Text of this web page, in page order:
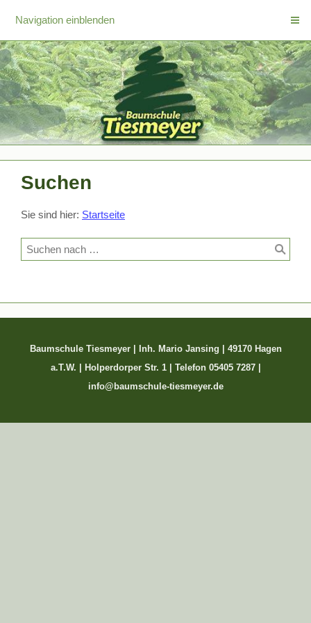
Navigation einblenden
Suchen
Sie sind hier: Startseite
Baumschule Tiesmeyer | Inh. Mario Jansing | 49170 Hagen
a.T.W. | Holperdorper Str. 1 | Telefon 05405 7287 |
info@baumschule-tiesmeyer.de